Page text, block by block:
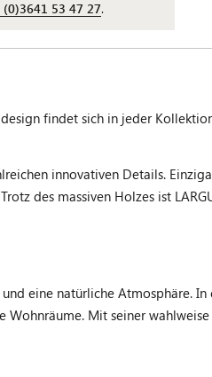
(0)3641 53 47 27.
findet sich in jeder
innovativen Details.
des massiven Holzes ist
eine natürliche Atmosphäre.
Mit seiner